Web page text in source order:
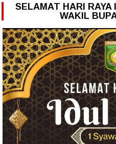
SELAMAT HARI RAYA
WAKIL